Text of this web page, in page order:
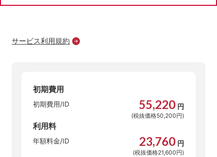
サービス利用規約
初期費用
初期費用/ID 55,220 円
(税抜価格50,200円)
利用料
年額料金/ID 23,760 円
(税抜価格21,600円)